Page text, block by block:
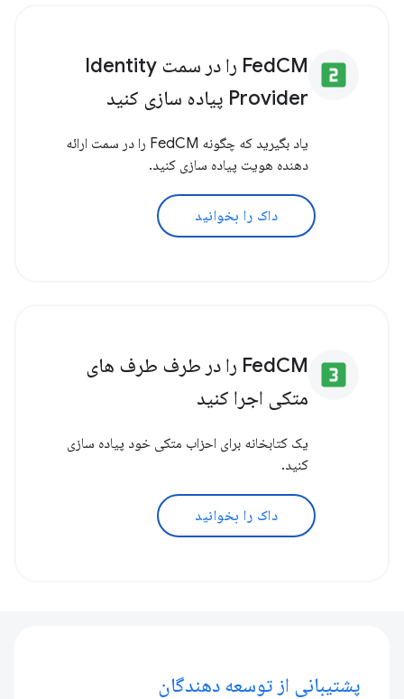
looks_two
FedCM را در سمت Identity
Provider پیاده سازی کنید
یاد بگیرید که چگونه FedCM را در سمت ارائه
دهنده هویت پیاده سازی کنید.
داک را بخوانید
looks_3
FedCM را در طرف طرف های
متکی اجرا کنید
یک کتابخانه برای احزاب متکی خود پیاده سازی
کنید.
داک را بخوانید
پشتیبانی از توسعه دهندگان